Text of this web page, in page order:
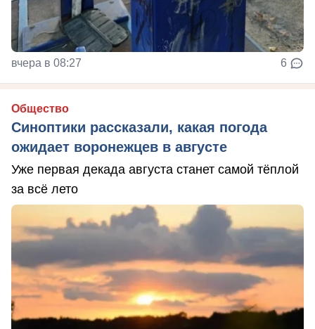
вчера в 08:27 6
Общество
Синоптики рассказали, какая погода
ожидает воронежцев в августе
Уже первая декада августа станет самой тёплой
за всё лето